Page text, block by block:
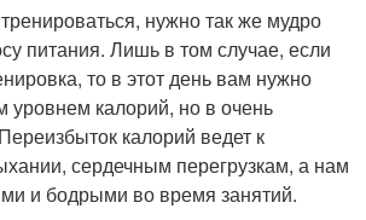
нужно так же мудро
питания. Лишь в том случае, если
то в этот день вам нужно
уровнем калорий, но в очень
калорий ведет к
сердечным перегрузкам, а нам
и бодрыми во время занятий.